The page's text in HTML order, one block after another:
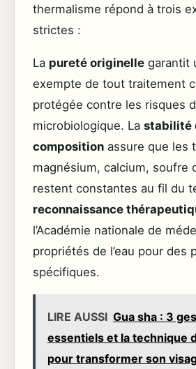
thermalisme répond à trois
strictes :
La pureté originelle garantit
exempte de tout traitement
protégée contre les risques
microbiologique. La stabilité
composition assure que les
magnésium, calcium, soufre
restent constantes au fil du
reconnaissance
l’Académie nationale de
propriétés de l’eau pour des
spécifiques.
LIRE AUSSI Gua sha : 3
essentiels et la technique
pour transformer son